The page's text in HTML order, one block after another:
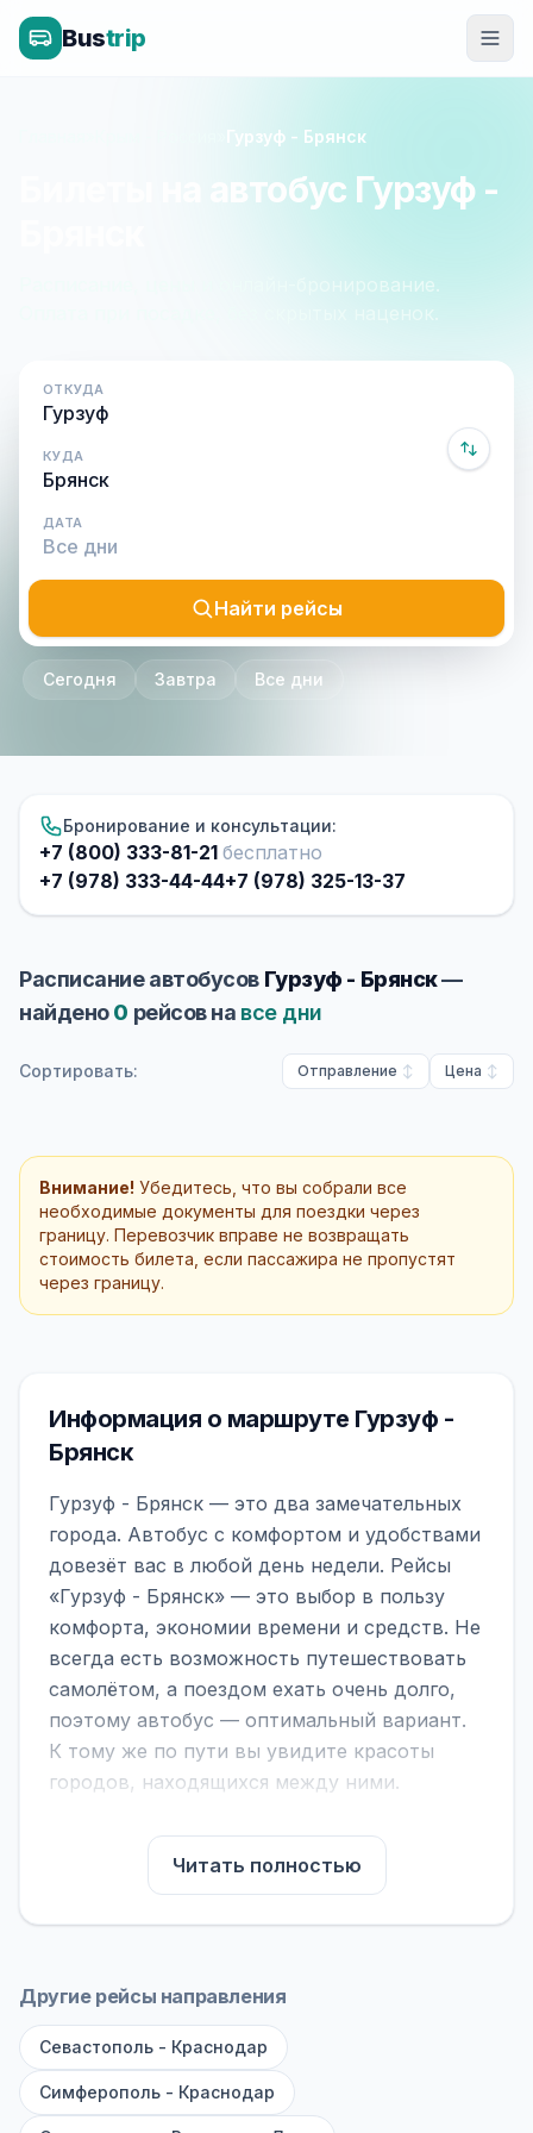
Bustrip
Гурзуф - Брянск
Билеты на автобус Гурзуф -
Расписание, цены и онлайн-бронирование.
Оплата при посадке, без скрытых наценок.
ОТКУДА
КУДА
ДАТА
Найти рейсы
Сегодня Завтра Все дни
Бронирование и консультации:
+7 (800) 333-81-21 бесплатно
+7 (978) 333-44-44+7 (978) 325-13-37
Расписание автобусов Гурзуф - Брянск—
найдено0 рейсов на все дни
Сортировать: Отправление Цена
Внимание! Убедитесь, что вы собрали все
необходимые документы для поездки через
границу. Перевозчик вправе не возвращать
стоимость билета, если пассажира не пропустят
через границу.
Информация о маршруте Гурзуф -
Брянск
Гурзуф - Брянск — это два замечательных
города. Автобус с комфортом и удобствами
довезёт вас в любой день недели. Рейсы
«Гурзуф - Брянск» — это выбор в пользу
комфорта, экономии времени и средств. Не
всегда есть возможность путешествовать
самолётом, а поездом ехать очень долго,
поэтому автобус — оптимальный вариант.
К тому же по пути вы увидите красоты
городов, находящихся между ними.
На нашем сайте вы можете найти
расписание автобусов Гурзуф - Брянск,
сравнить рейсы и выбрать подходящий.
Если важна скорость — обратите внимание
комфорт — выбирайте большие автобусы
дорога ощущается меньше.
По маршруту предусмотрены остановки:
Читать полностью
Другие рейсы направления
Севастополь - Краснодар
Симферополь - Краснодар